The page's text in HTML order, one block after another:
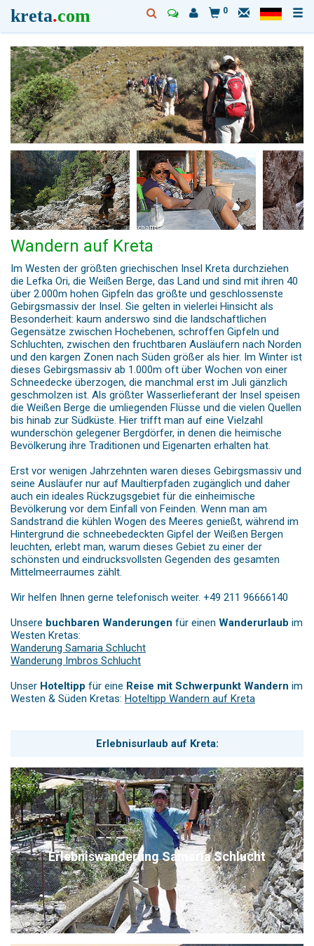
kreta.com 0
Wandern auf Kreta
Im Westen der größten griechischen Insel Kreta durchziehen
die Lefka Ori, die Weißen Berge, das Land und sind mit ihren 40
über 2.000m hohen Gipfeln das größte und geschlossenste
Gebirgsmassiv der Insel. Sie gelten in vielerlei Hinsicht als
Besonderheit: kaum anderswo sind die landschaftlichen
Gegensätze zwischen Hochebenen, schroffen Gipfeln und
Schluchten, zwischen den fruchtbaren Ausläufern nach Norden
und den kargen Zonen nach Süden größer als hier. Im Winter ist
dieses Gebirgsmassiv ab 1.000m oft über Wochen von einer
Schneedecke überzogen, die manchmal erst im Juli gänzlich
geschmolzen ist. Als größter Wasserlieferant der Insel speisen
die Weißen Berge die umliegenden Flüsse und die vielen Quellen
bis hinab zur Südküste. Hier trifft man auf eine Vielzahl
wunderschön gelegener Bergdörfer, in denen die heimische
Bevölkerung ihre Traditionen und Eigenarten erhalten hat.
Erst vor wenigen Jahrzehnten waren dieses Gebirgsmassiv und
seine Ausläufer nur auf Maultierpfaden zugänglich und daher
auch ein ideales Rückzugsgebiet für die einheimische
Bevölkerung vor dem Einfall von Feinden. Wenn man am
Sandstrand die kühlen Wogen des Meeres genießt, während im
Hintergrund die schneebedeckten Gipfel der Weißen Bergen
leuchten, erlebt man, warum dieses Gebiet zu einer der
schönsten und eindrucksvollsten Gegenden des gesamten
Mittelmeerraumes zählt.
Wir helfen Ihnen gerne telefonisch weiter. +49 211 96666140
Unsere buchbaren Wanderungen für einen Wanderurlaub im
Westen Kretas:
Wanderung Samaria Schlucht
Wanderung Imbros Schlucht
Unser Hoteltipp für eine Reise mit Schwerpunkt Wandern im
Westen & Süden Kretas: Hoteltipp Wandern auf Kreta
Erlebnisurlaub auf Kreta:
Erlebniswanderung Samaria Schlucht